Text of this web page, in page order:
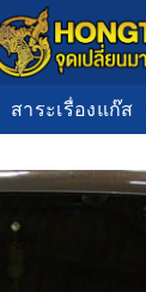
สาระเรื่องแก๊ส